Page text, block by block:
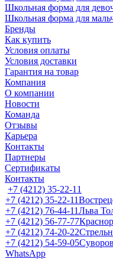
Школьная форма для
Школьная форма для
Бренды
Как купить
Условия оплаты
Условия доставки
Гарантия на товар
Компания
О компании
Новости
Команда
Отзывы
Карьера
Контакты
Партнеры
Сертификаты
Контакты
+7 (4212) 35-22-11
+7 (4212) 35-22-11
+7 (4212) 76-44-11Льва
+7 (4212) 56-77-77
+7 (4212) 74-20-22
+7 (4212) 54-59-05
WhatsApp